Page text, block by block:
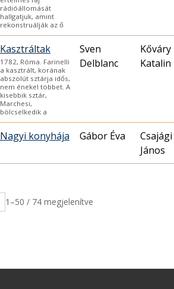
rádióállomását
hallgatjuk, amint
rekonstruálják az ő
Kasztráltak
1782, Róma. Farinelli
a kasztrált, korának
abszolút sztárja idős,
nem énekel többet. A
kisebbik sztár,
Marchesi,
bölcselkedik a
Sven
Delblanc
Kőváry
Katalin
Nagyi konyhája Gábor Éva
Csajági
János
1–50 / 74 megjelenítve